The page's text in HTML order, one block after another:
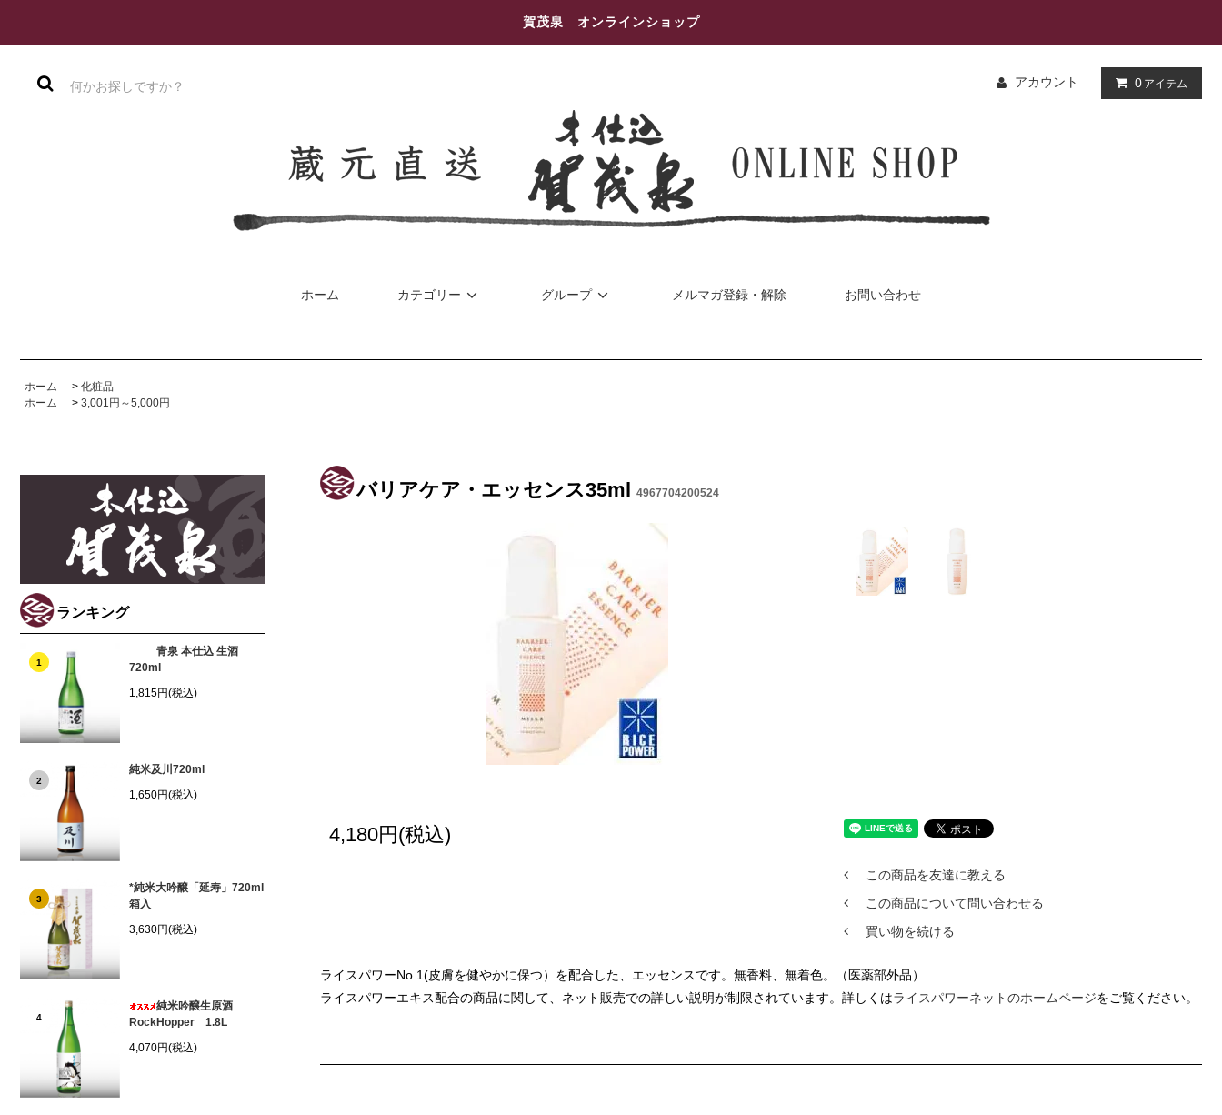
賀茂泉 オンラインショップ
アカウント 0 アイテム
ホーム カテゴリー グループ メルマガ登録・解除 お問い合わせ
ホーム > 化粧品
ホーム
> 3,001円～5,000円
ランキング
1
青泉 本仕込 生酒
720ml
1,815円(税込)
2
純米及川720ml
1,650円(税込)
3
*純米大吟醸「延寿」720ml
箱入
3,630円(税込)
4
純米吟醸生原酒
RockHopper 1.8L
4,070円(税込)
バリアケア・エッセンス35ml 4967704200524
4,180円(税込)
この商品を友達に教える
この商品について問い合わせる
買い物を続ける
ライスパワーNo.1(皮膚を健やかに保つ）を配合した、エッセンスです。無香料、無着色。（医薬部外品）
ライスパワーエキス配合の商品に関して、ネット販売での詳しい説明が制限されています。詳しくはライスパワーネットのホームページをご覧ください。